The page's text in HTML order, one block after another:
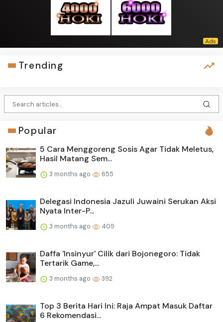
Trending
Popular
5 Cara Menggoreng Sosis Agar Tidak Meletus,
Hasil Matang Sem...
3 months ago 655
Delegasi Indonesia Jazuli Juwaini Serukan Aksi
Nyata Inter-P...
3 months ago 409
Daffa 'Insinyur' Cilik dari Bojonegoro: Tidak
Tertarik Game,...
3 months ago 392
Top 3 Berita Hari Ini: Raja Ampat Masuk Daftar
6 Rekomendasi...